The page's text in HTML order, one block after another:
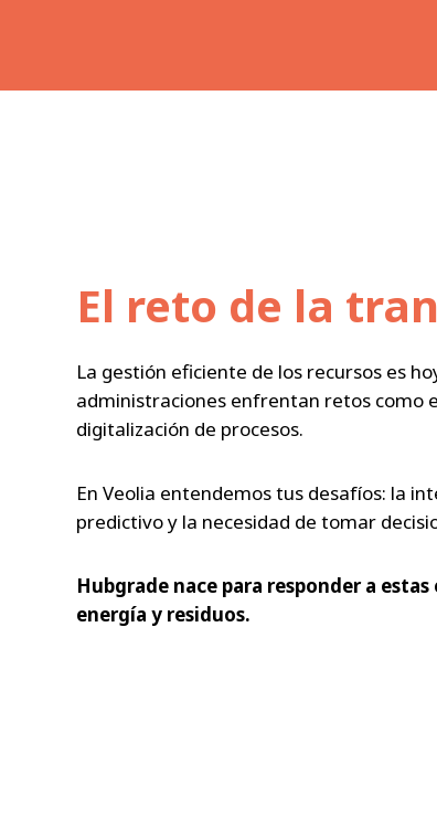
El reto de la
La gestión eficiente de los recursos es
administraciones enfrentan retos como
digitalización de procesos.
En Veolia entendemos tus desafíos: la
predictivo y la necesidad de tomar
Hubgrade nace para responder a
energía y residuos.